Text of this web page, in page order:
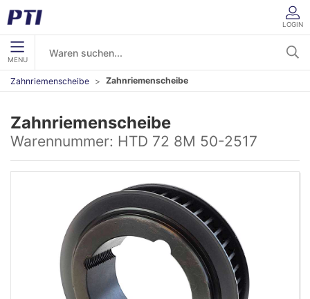
LOGIN
MENU
Zahnriemenscheibe Zahnriemenscheibe
Zahnriemenscheibe
Warennummer: HTD 72 8M 50-2517